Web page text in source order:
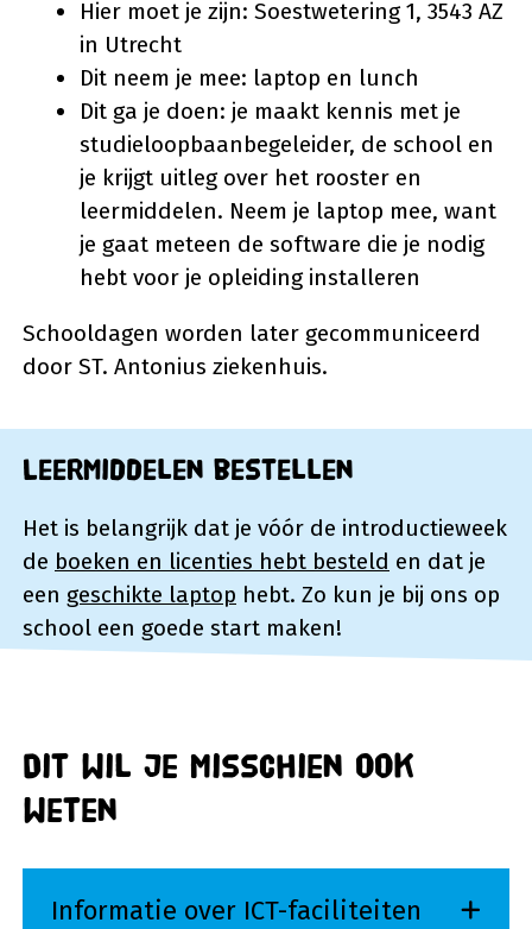
Hier moet je zijn: Soestwetering 1, 3543 AZ
in Utrecht
Dit neem je mee: laptop en lunch
Dit ga je doen: je maakt kennis met je
studieloopbaanbegeleider, de school en
je krijgt uitleg over het rooster en
leermiddelen. Neem je laptop mee, want
je gaat meteen de software die je nodig
hebt voor je opleiding installeren
Schooldagen worden later gecommuniceerd
door ST. Antonius ziekenhuis.
Leermiddelen bestellen
Het is belangrijk dat je vóór de introductieweek
de boeken en licenties hebt besteld en dat je
een geschikte laptop hebt. Zo kun je bij ons op
school een goede start maken!
Dit wil je misschien ook
weten
Informatie over ICT-faciliteiten